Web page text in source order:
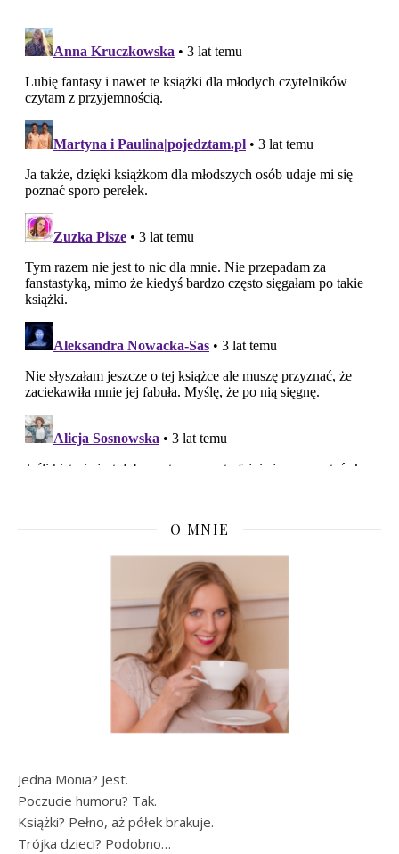
O MNIE
Jedna Monia? Jest.
Poczucie humoru? Tak.
Książki? Pełno, aż półek brakuje.
Trójka dzieci? Podobno…